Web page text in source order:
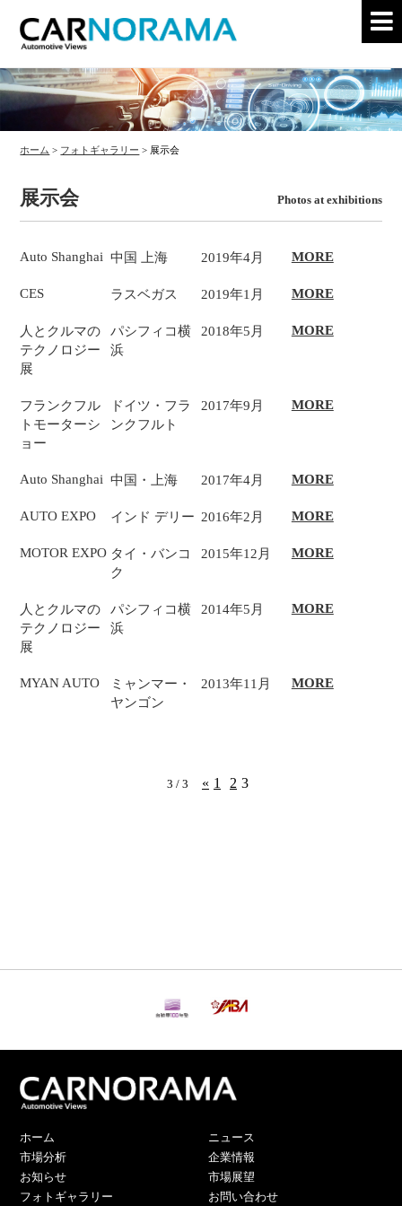
ホーム > フォトギャラリー > 展示会
展示会 Photos at exhibitions
Auto Shanghai 中国 上海 2019年4月 MORE
CES ラスベガス 2019年1月 MORE
人とクルマの
テクノロジー
展
パシフィコ横
浜
2018年5月 MORE
フランクフル
トモーターシ
ョー
ドイツ・フラ
ンクフルト
2017年9月 MORE
Auto Shanghai 中国・上海 2017年4月 MORE
AUTO EXPO インド デリー 2016年2月 MORE
MOTOR EXPO タイ・バンコ
ク
2015年12月 MORE
人とクルマの
テクノロジー
展
パシフィコ横
浜
2014年5月 MORE
MYAN AUTO
ミャンマー・
ヤンゴン
2013年11月 MORE
3 / 3 « 1 2 3
ホーム
市場分析
ニュース
企業情報
お知らせ
フォトギャラリー
市場展望
お問い合わせ